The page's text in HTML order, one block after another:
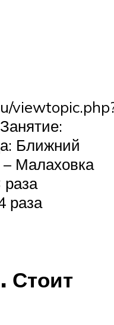
Ближний
– Малаховка
раза
раза
Стоит